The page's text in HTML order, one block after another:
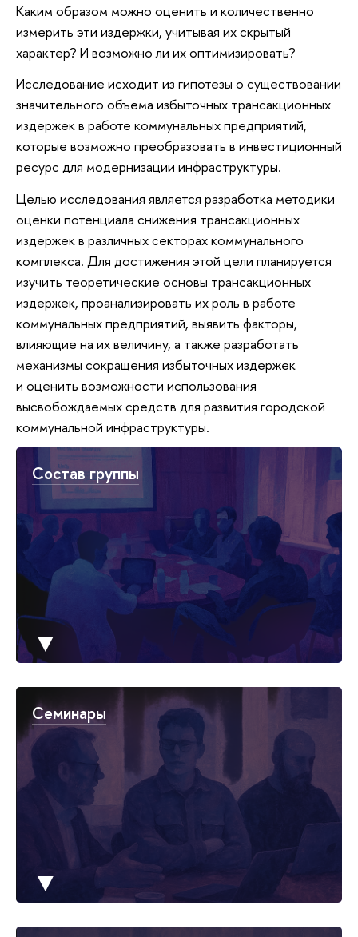
Каким образом можно оценить и количественно
измерить эти издержки, учитывая их скрытый
характер? И возможно ли их оптимизировать?
Исследование исходит из гипотезы о существовании
значительного объема избыточных трансакционных
издержек в работе коммунальных предприятий,
которые возможно преобразовать в инвестиционный
ресурс для модернизации инфраструктуры.
Целью исследования является разработка методики
оценки потенциала снижения трансакционных
издержек в различных секторах коммунального
комплекса. Для достижения этой цели планируется
изучить теоретические основы трансакционных
издержек, проанализировать их роль в работе
коммунальных предприятий, выявить факторы,
влияющие на их величину, а также разработать
механизмы сокращения избыточных издержек
и оценить возможности использования
высвобождаемых средств для развития городской
коммунальной инфраструктуры.
Состав группы
▼
Семинары
▼